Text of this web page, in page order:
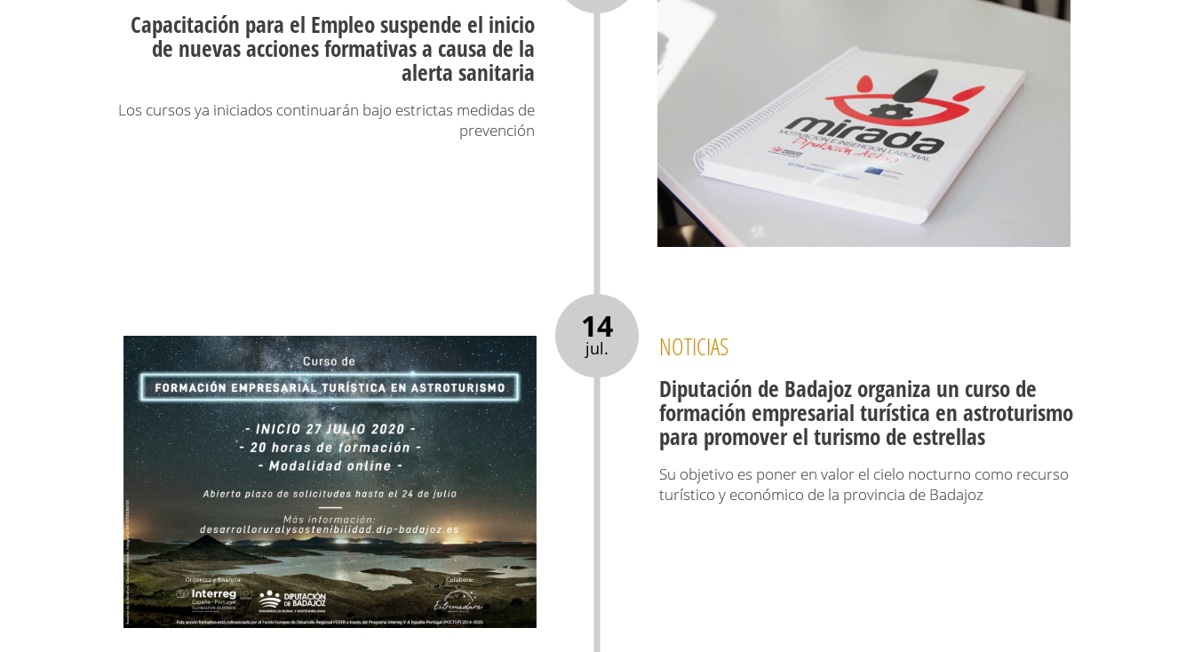
Capacitación para el Empleo suspende el inicio
de nuevas acciones formativas a causa de la
alerta sanitaria
Los cursos ya iniciados continuarán bajo estrictas medidas de
prevención
14
jul. NOTICIAS
Diputación de Badajoz organiza un curso de
formación empresarial turística en astroturismo
para promover el turismo de estrellas
Su objetivo es poner en valor el cielo nocturno como recurso
turístico y económico de la provincia de Badajoz